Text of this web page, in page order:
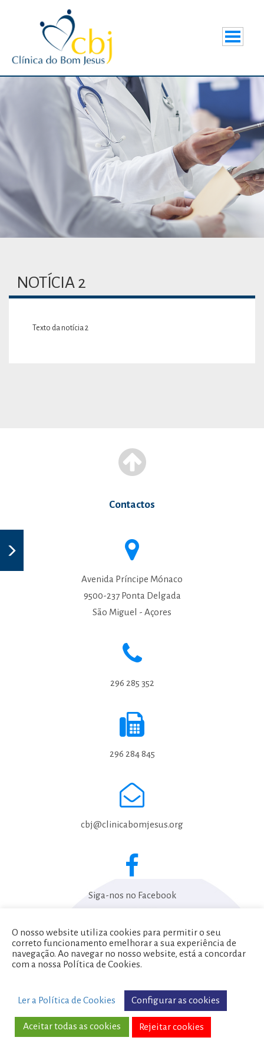
NOTÍCIA 2
Texto da notícia 2
Contactos
Avenida Príncipe Mónaco
9500-237 Ponta Delgada
São Miguel - Açores
296 285 352
296 284 845
cbj@clinicabomjesus.org
Siga-nos no Facebook
Política de Privacidade
Copyright © 2017 | Clínica do Bom Jesus
O nosso website utiliza cookies para permitir o seu
correto funcionamento emelhorar a sua experiência de
navegação. Ao navegar no nosso website, está a concordar
com a nossa Política de Cookies.
Ler a Política de Cookies Configurar as cookies
Aceitar todas as cookies Rejeitar cookies